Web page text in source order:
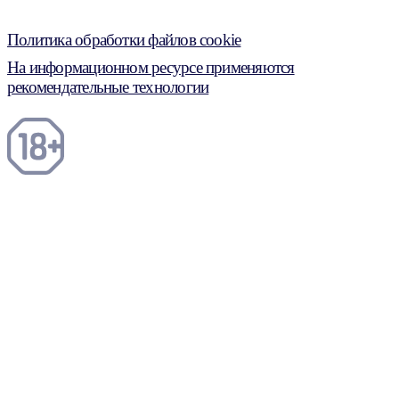
Политика обработки файлов cookie
На информационном ресурсе применяются
рекомендательные технологии